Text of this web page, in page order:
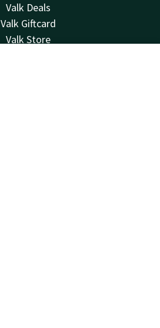
Valk Deals
Valk Giftcard
Valk Store